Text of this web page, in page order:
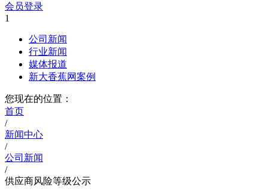
会员登录
1
公司新闻
行业新闻
媒体报道
新大香蕉网案例
您现在的位置：
首页
/
新闻中心
/
公司新闻
/
供应商风险等级公示